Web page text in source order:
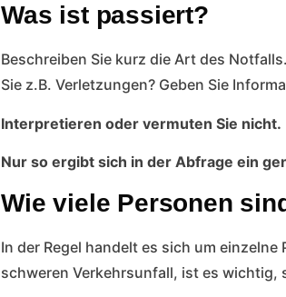
Was ist passiert?
Beschreiben Sie kurz die Art des
Sie z.B. Verletzungen? Geben Sie
Interpretieren oder vermuten Sie nicht.
Nur so ergibt sich in der Abfrage ein
Wie viele Personen
In der Regel handelt es sich um
schweren Verkehrsunfall, ist es